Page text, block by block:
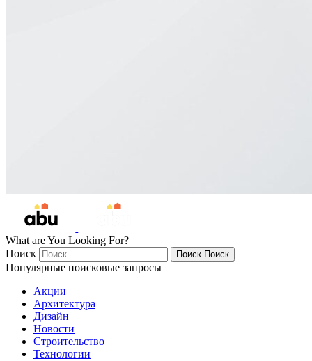
What are You Looking For?
Поиск
Поиск Поиск
Популярные поисковые запросы
Акции
Архитектура
Дизайн
Новости
Строительство
Технологии